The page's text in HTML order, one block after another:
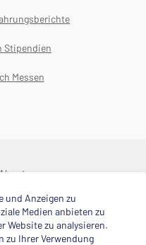
Stipendien
Messen
About
Kontakt
und Anzeigen zu
Medien anbieten zu
Website zu analysieren.
zu Ihrer Verwendung